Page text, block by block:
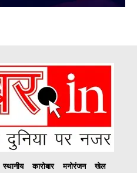
स्थानीय कारोबार मनोरंजन
खेल